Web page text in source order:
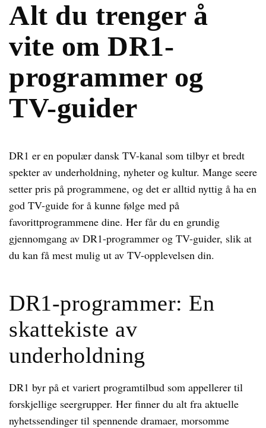
Alt du trenger å
vite om DR1-
programmer og
TV-guider
DR1 er en populær dansk TV-kanal som tilbyr et bredt
spekter av underholdning, nyheter og kultur. Mange seere
setter pris på programmene, og det er alltid nyttig å ha en
god TV-guide for å kunne følge med på
favorittprogrammene dine. Her får du en grundig
gjennomgang av DR1-programmer og TV-guider, slik at
du kan få mest mulig ut av TV-opplevelsen din.
DR1-programmer: En
skattekiste av
underholdning
DR1 byr på et variert programtilbud som appellerer til
forskjellige seergrupper. Her finner du alt fra aktuelle
nyhetssendinger til spennende dramaer, morsomme